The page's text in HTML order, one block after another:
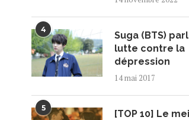
4
Suga (BTS)
lutte contre la
dépression
14 mai 2017
5
[TOP 10] Le